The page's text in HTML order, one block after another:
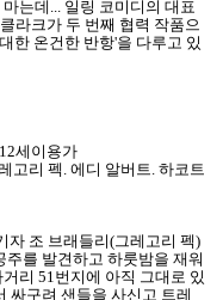
는데... 일링 코미디의 대표
라크가 두 번째 협력 작품으
한 온건한 반항'을 다루고 있
세이용가
고리 펙. 에디 알버트. 하코트
자 조 브래들리(그레고리 펙)
를 발견하고 하룻밤을 재워
리 51번지에 아직 그대로 있
싸구려 샌들을 사신고 트레